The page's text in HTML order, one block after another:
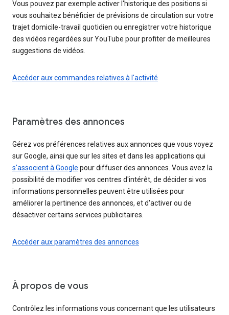
Vous pouvez par exemple activer l'historique des positions si
vous souhaitez bénéficier de prévisions de circulation sur votre
trajet domicile-travail quotidien ou enregistrer votre historique
des vidéos regardées sur YouTube pour profiter de meilleures
suggestions de vidéos.
Accéder aux commandes relatives à l'activité
Paramètres des annonces
Gérez vos préférences relatives aux annonces que vous voyez
sur Google, ainsi que sur les sites et dans les applications qui
s'associent à Google pour diffuser des annonces. Vous avez la
possibilité de modifier vos centres d'intérêt, de décider si vos
informations personnelles peuvent être utilisées pour
améliorer la pertinence des annonces, et d'activer ou de
désactiver certains services publicitaires.
Accéder aux paramètres des annonces
À propos de vous
Contrôlez les informations vous concernant que les utilisateurs